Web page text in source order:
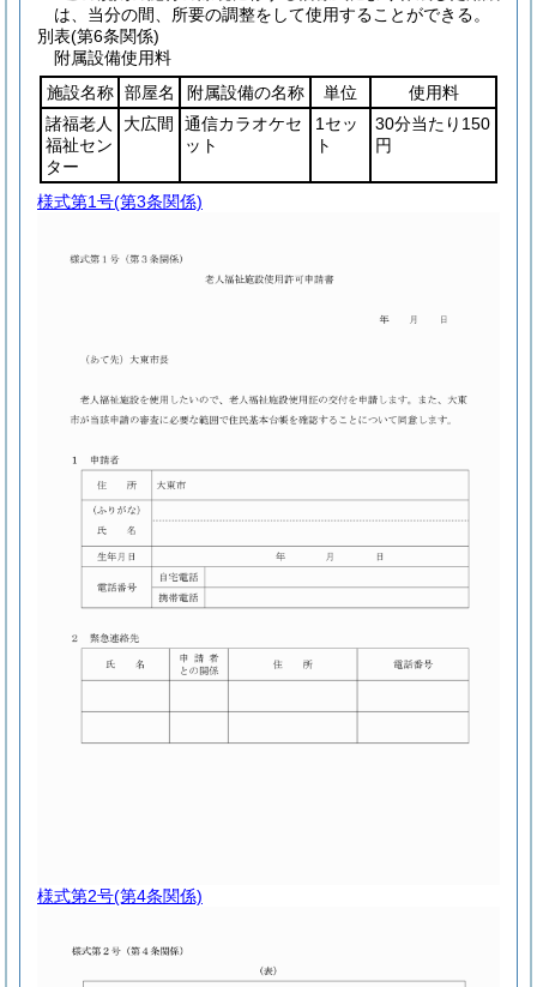
は、当分の間、所要の調整をして使用することができる。
別表(第6条関係)
附属設備使用料
施設名称 部屋名 附属設備の名称 単位
使用料
諸福老人
福祉セン
ター
大広間
通信カラオケセ
ット
1セッ
ト
30分当たり150
円
様式第1号(第3条関係)
様式第2号(第4条関係)